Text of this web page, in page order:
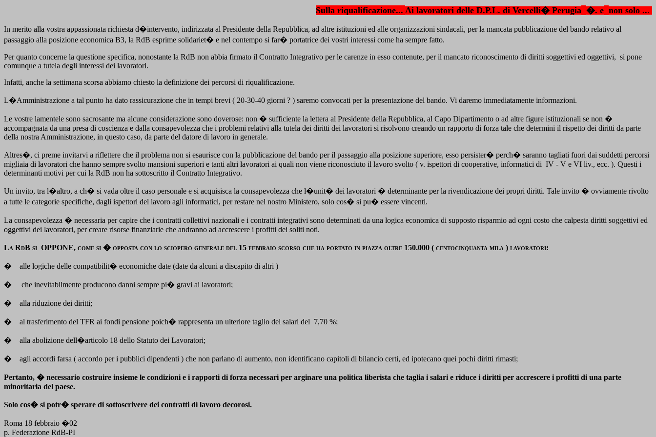
Sulla riqualificazione... Ai lavoratori delle D.P.L. di Vercelli� Perugia �. e non solo ...
In merito alla vostra appassionata richiesta d�intervento, indirizzata al Presidente della Repubblica, ad altre istituzioni ed alle organizzazioni sindacali, per la mancata pubblicazione del bando relativo al
passaggio alla posizione economica B3, la RdB esprime solidariet� e nel contempo si far� portatrice dei vostri interessi come ha sempre fatto.
Per quanto concerne la questione specifica, nonostante la RdB non abbia firmato il Contratto Integrativo per le carenze in esso contenute, per il mancato riconoscimento di diritti soggettivi ed oggettivi, si pone
comunque a tutela degli interessi dei lavoratori.
Infatti, anche la settimana scorsa abbiamo chiesto la definizione dei percorsi di riqualificazione.
L�Amministrazione a tal punto ha dato rassicurazione che in tempi brevi ( 20-30-40 giorni ? ) saremo convocati per la presentazione del bando. Vi daremo immediatamente informazioni.
Le vostre lamentele sono sacrosante ma alcune considerazione sono doverose: non � sufficiente la lettera al Presidente della Repubblica, al Capo Dipartimento o ad altre figure istituzionali se non �
accompagnata da una presa di coscienza e dalla consapevolezza che i problemi relativi alla tutela dei diritti dei lavoratori si risolvono creando un rapporto di forza tale che determini il rispetto dei diritti da parte
della nostra Amministrazione, in questo caso, da parte del datore di lavoro in generale.
Altres�, ci preme invitarvi a riflettere che il problema non si esaurisce con la pubblicazione del bando per il passaggio alla posizione superiore, esso persister� perch� saranno tagliati fuori dai suddetti percorsi
migliaia di lavoratori che hanno sempre svolto mansioni superiori e tanti altri lavoratori ai quali non viene riconosciuto il lavoro svolto ( v. ispettori di cooperative, informatici di IV - V e VI liv., ecc. ). Questi i
determinanti motivi per cui la RdB non ha sottoscritto il Contratto Integrativo.
Un invito, tra l�altro, a ch� si vada oltre il caso personale e si acquisisca la consapevolezza che l�unit� dei lavoratori � determinante per la rivendicazione dei propri diritti. Tale invito � ovviamente rivolto
a tutte le categorie specifiche, dagli ispettori del lavoro agli informatici, per restare nel nostro Ministero, solo cos� si pu� essere vincenti.
La consapevolezza � necessaria per capire che i contratti collettivi nazionali e i contratti integrativi sono determinati da una logica economica di supposto risparmio ad ogni costo che calpesta diritti soggettivi ed
oggettivi dei lavoratori, per creare risorse finanziarie che andranno ad accrescere i profitti dei soliti noti.
La RdB si OPPONE, come si � opposta con lo sciopero generale del 15 febbraio scorso che ha portato in piazza oltre 150.000 ( centocinquanta mila ) lavoratori:
� alle logiche delle compatibilit� economiche date (date da alcuni a discapito di altri )
� che inevitabilmente producono danni sempre pi� gravi ai lavoratori;
� alla riduzione dei diritti;
� al trasferimento del TFR ai fondi pensione poich� rappresenta un ulteriore taglio dei salari del 7,70 %;
� alla abolizione dell�articolo 18 dello Statuto dei Lavoratori;
� agli accordi farsa ( accordo per i pubblici dipendenti ) che non parlano di aumento, non identificano capitoli di bilancio certi, ed ipotecano quei pochi diritti rimasti;
Pertanto, � necessario costruire insieme le condizioni e i rapporti di forza necessari per arginare una politica liberista che taglia i salari e riduce i diritti per accrescere i profitti di una parte
minoritaria del paese.
Solo cos� si potr� sperare di sottoscrivere dei contratti di lavoro decorosi.
Roma 18 febbraio �02
p. Federazione RdB-PI